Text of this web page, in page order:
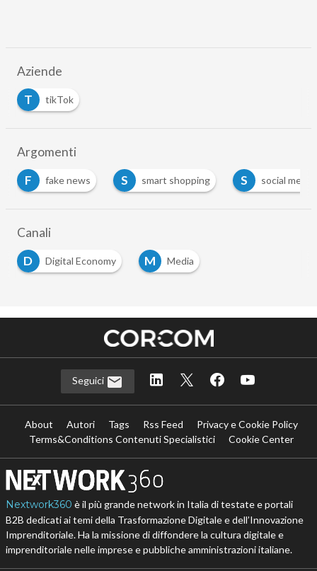
Aziende
T
tikTok
Argomenti
fake news smart shopping social media
Canali
D
Digital Economy M Media
Seguici
About Autori Tags Rss Feed
Privacy e Cookie Policy
Terms&Conditions Contenuti Specialistici
Cookie Center
Nextwork360 è il più grande network in Italia di testate e portali
B2B dedicati ai temi della Trasformazione Digitale e dell’Innovazione
Imprenditoriale. Ha la missione di diffondere la cultura digitale e
imprenditoriale nelle imprese e pubbliche amministrazioni italiane.